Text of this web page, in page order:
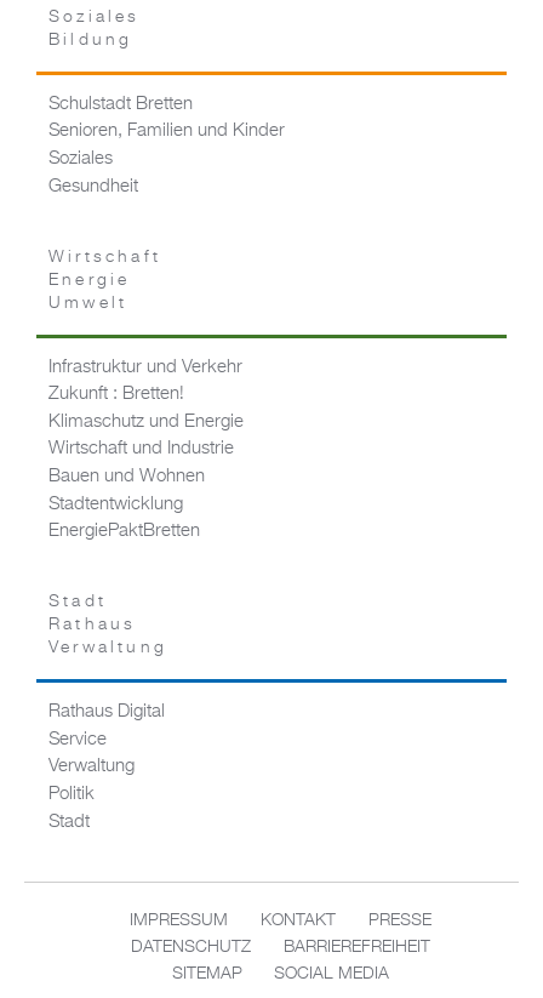
Soziales
Bildung
Schulstadt Bretten
Senioren, Familien und Kinder
Soziales
Gesundheit
Wirtschaft
Energie
Umwelt
Infrastruktur und Verkehr
Zukunft : Bretten!
Klimaschutz und Energie
Wirtschaft und Industrie
Bauen und Wohnen
Stadtentwicklung
EnergiePaktBretten
Stadt
Rathaus
Verwaltung
Rathaus Digital
Service
Verwaltung
Politik
Stadt
IMPRESSUM KONTAKT
PRESSE
DATENSCHUTZ
BARRIEREFREIHEIT
SITEMAP
SOCIAL MEDIA